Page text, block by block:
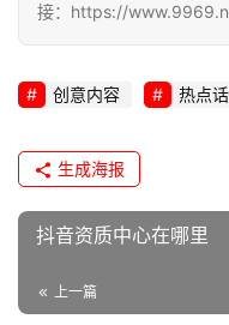
接：https://
创意内容 热点
生成海报
抖音资质中心在哪里
上一篇